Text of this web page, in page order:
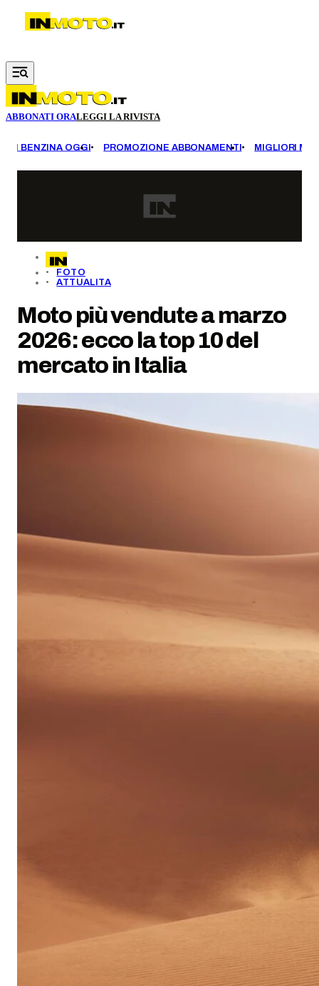
Vai al contenuto principale
ABBONATI ORALEGGI LA RIVISTA
BENZINA OGGI PROMOZIONE ABBONAMENTI MIGLIORI
FOTO
ATTUALITA
Moto più vendute a marzo
2026: ecco la top 10 del
mercato in Italia